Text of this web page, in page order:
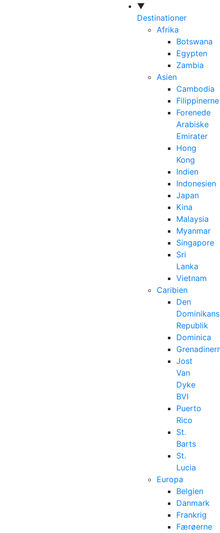
▼
Destinationer
Afrika
Botswana
Egypten
Zambia
Asien
Cambodia
Filippinerne
Forenede
Arabiske
Emirater
Hong
Kong
Indien
Indonesien
Japan
Kina
Malaysia
Myanmar
Singapore
Sri
Lanka
Vietnam
Caribien
Den
Republik
Dominica
Jost
Van
Dyke
BVI
Puerto
Rico
St.
Barts
St.
Lucia
Europa
Belgien
Danmark
Frankrig
Færøerne